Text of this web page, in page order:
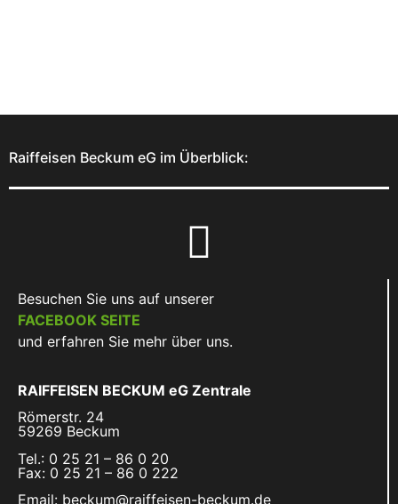
Raiffeisen Beckum eG im Überblick:
Besuchen Sie uns auf unserer
FACEBOOK SEITE
und erfahren Sie mehr über uns.
RAIFFEISEN BECKUM eG Zentrale
Römerstr. 24
59269 Beckum
Tel.: 0 25 21 – 86 0 20
Fax: 0 25 21 – 86 0 222
Email: beckum@raiffeisen-beckum.de